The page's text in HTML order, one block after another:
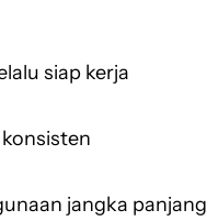
siap kerja
jangka panjang